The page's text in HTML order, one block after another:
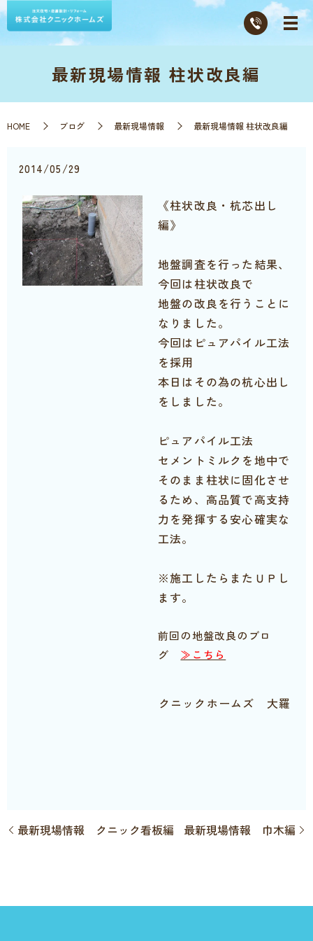
最新現場情報 柱状改良編
HOME ブログ 最新現場情報 最新現場情報 柱状改良編
2014/05/29
《柱状改良・杭芯出し
編》
地盤調査を行った結果、
今回は柱状改良で
地盤の改良を行うことに
なりました。
今回はピュアパイル工法
を採用
本日はその為の杭心出し
をしました。
ピュアパイル工法
セメントミルクを地中で
そのまま柱状に固化させ
るため、高品質で高支持
力を発揮する安心確実な
工法。
※施工したらまたＵＰし
ます。
前回の地盤改良のブロ
グ ≫こちら
クニックホームズ 大羅
最新現場情報 クニック看板編 最新現場情報 巾木編